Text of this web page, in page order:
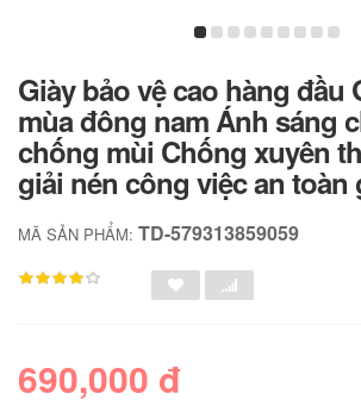
Giày bảo vệ cao hàng đầu
mùa đông nam Ánh sáng
chống mùi Chống xuyên
giải nén công việc an toàn
MÃ SẢN PHẨM: TD-579313859059
690,000 đ